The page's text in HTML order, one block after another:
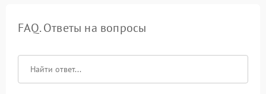
FAQ. Ответы на вопросы